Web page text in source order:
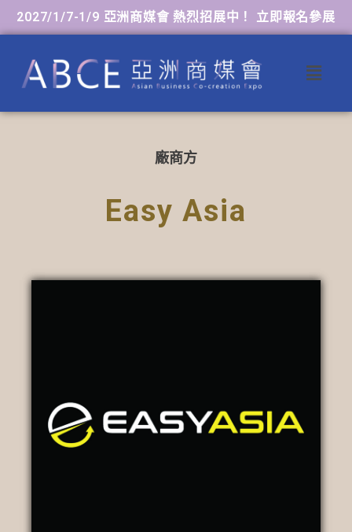
2027/1/7-1/9 亞洲商媒會 熱烈招展中！ 立即報名參展
廠商方
Easy Asia